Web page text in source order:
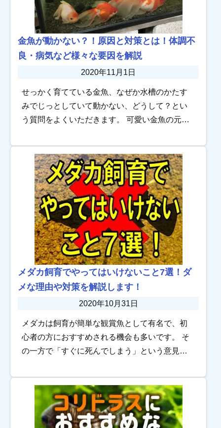
金魚が動かない？！原因と対策とは！体調不
良・病気など様々な要因を解説
2020年11月1日
せっかく育てている金魚、なぜか水槽のかたす
みでじっとしていて動かない、どうして？とい
う質問をよくいただきます。 可愛い金魚の元気
なるには理由があります。どんな原因で動かな
いのか […]
メダカ飼育でやってはいけないこと7選！ダ
メな理由や対策を解説します！
2020年10月31日
メダカは飼育が簡単な観賞魚として有名で、初
心者の方におすすめされる機会も多いです。 そ
の一方で「すぐに死んでしまう」という意見が
見かけます。原因は1つではありませんが共通し
ていえ […]